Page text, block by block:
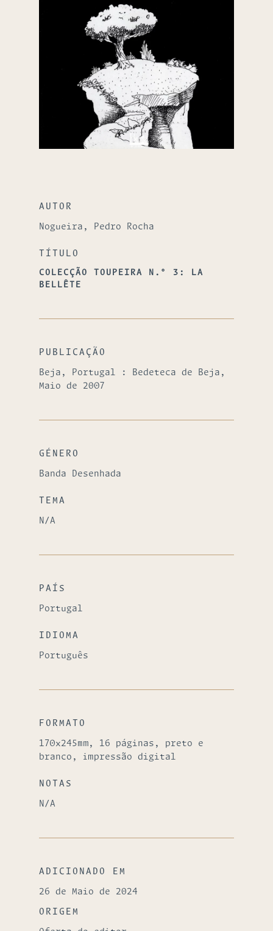
AUTOR
Nogueira, Pedro Rocha
TÍTULO
COLECÇÃO TOUPEIRA N.º 3: LA
BELLÊTE
PUBLICAÇÃO
Beja, Portugal : Bedeteca de Beja,
Maio de 2007
GÉNERO
Banda Desenhada
TEMA
N/A
PAÍS
Portugal
IDIOMA
Português
FORMATO
170x245mm, 16 páginas, preto e
branco, impressão digital
NOTAS
N/A
ADICIONADO EM
26 de Maio de 2024
ORIGEM